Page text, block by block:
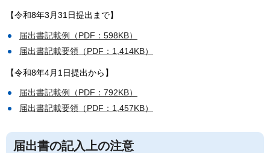
【令和8年3月31日提出まで】
届出書記載例（PDF：598KB）
届出書記載要領（PDF：1,414KB）
【令和8年4月1日提出から】
届出書記載例（PDF：792KB）
届出書記載要領（PDF：1,457KB）
届出書の記入上の注意